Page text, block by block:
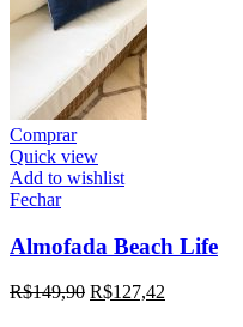
Comprar
Quick view
Add to wishlist
Fechar
Almofada Beach Life
R$149,90 R$127,42